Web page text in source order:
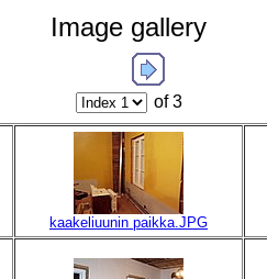
Image gallery
of 3
kaakeliuunin paikka.JPG